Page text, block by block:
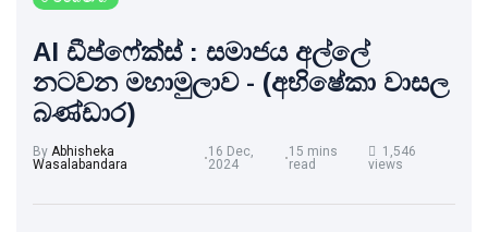
AI ඩීප්ෆේක්ස් : සමාජය අල්ලේ
නටවන මහාමුලාව - (අභිෂේකා වාසල
බණ්ඩාර)
By Abhisheka
Wasalabandara
16 Dec,
2024
15 mins
read
1,546
views